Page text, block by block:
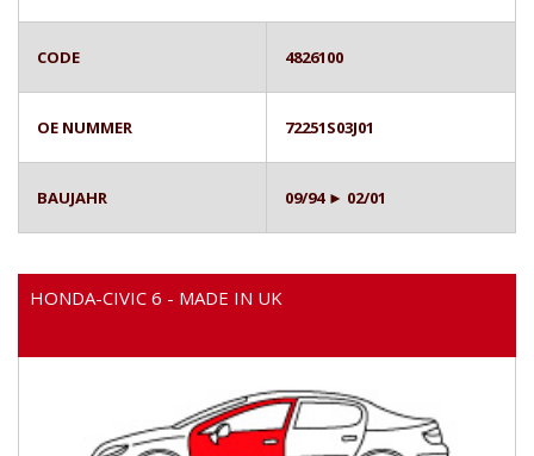
CODE 4826100
OE NUMMER 72251S03J01
BAUJAHR 09/94 ► 02/01
HONDA-CIVIC 6 - MADE IN UK